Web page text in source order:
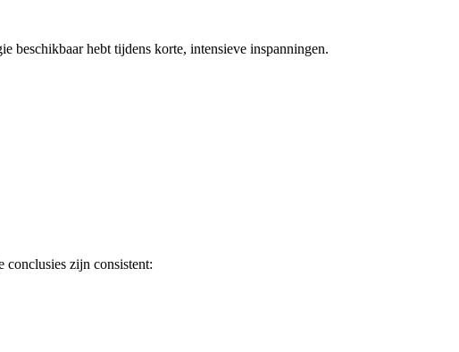
beschikbaar hebt tijdens korte, intensieve inspanningen.
conclusies zijn consistent: